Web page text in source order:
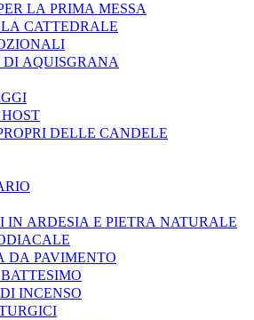
LA PRIMA MESSA
CATTEDRALE
DI AQUISGRANA
DELLE CANDELE
IN ARDESIA E PIETRA NATURALE
DA PAVIMENTO
INCENSO